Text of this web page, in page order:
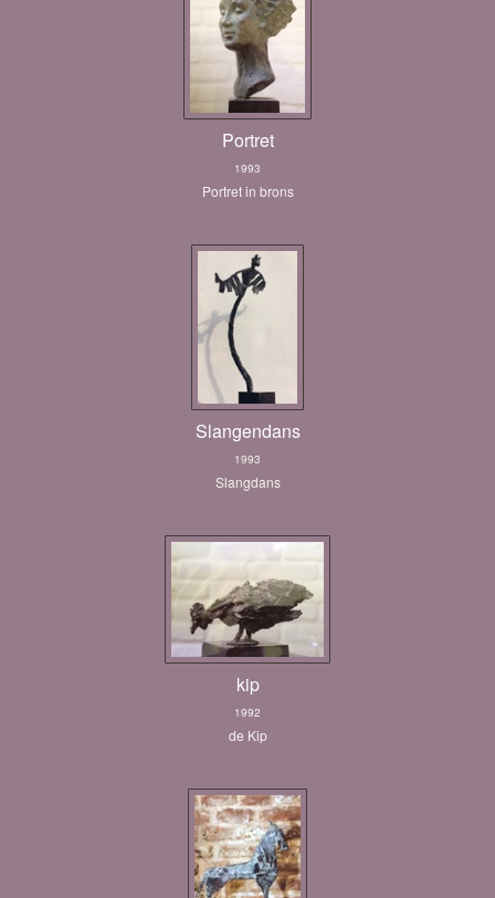
Portret
1993
Portret in brons
Slangendans
1993
Slangdans
kip
1992
de Kip